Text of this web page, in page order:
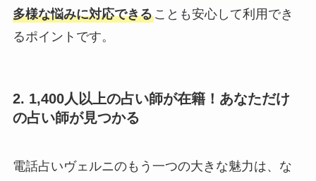
多様な悩みに対応できることも安心して利用でき
るポイントです。
2. 1,400人以上の占い師が在籍！あなただけ
の占い師が見つかる
電話占いヴェルニのもう一つの大きな魅力は、な